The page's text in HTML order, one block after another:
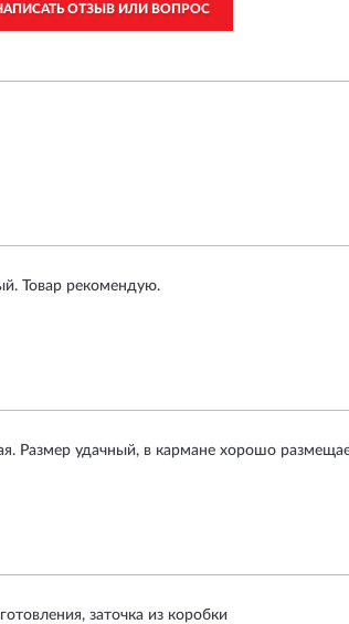
ОТЗЫВ ИЛИ ВОПРОС
Товар рекомендую.
Размер удачный, в кармане хорошо
заточка из коробки